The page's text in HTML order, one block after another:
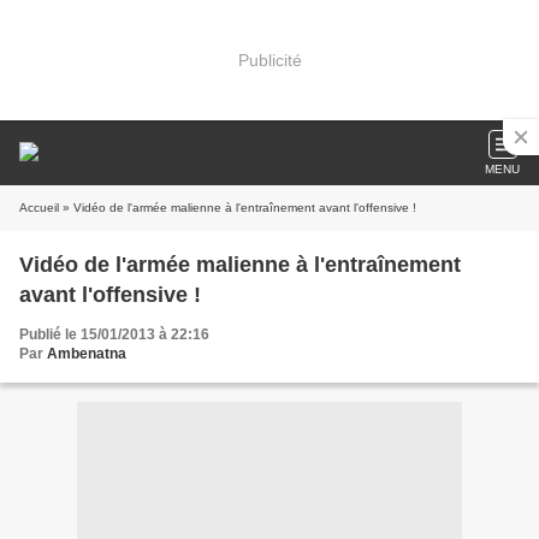
Publicité
MENU
Accueil » Vidéo de l'armée malienne à l'entraînement avant l'offensive !
Vidéo de l'armée malienne à l'entraînement
avant l'offensive !
Publié le 15/01/2013 à 22:16
Par Ambenatna